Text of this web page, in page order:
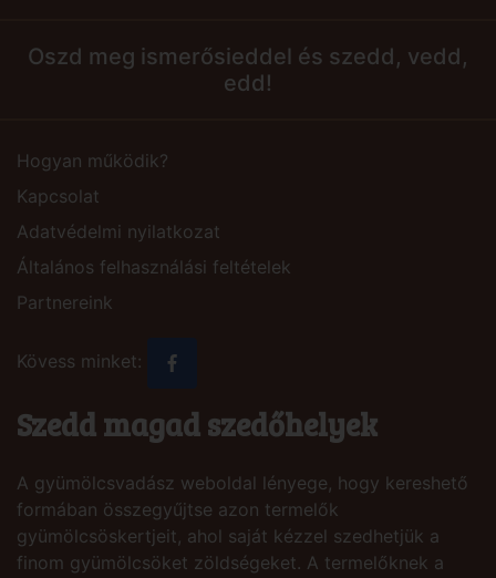
Oszd meg ismerősieddel és szedd, vedd,
edd!
Hogyan működik?
Kapcsolat
Adatvédelmi nyilatkozat
Általános felhasználási feltételek
Partnereink
Kövess minket:
Szedd magad szedőhelyek
A gyümölcsvadász weboldal lényege, hogy kereshető
formában összegyűjtse azon termelők
gyümölcsöskertjeit, ahol saját kézzel szedhetjük a
finom gyümölcsöket zöldségeket. A termelőknek a